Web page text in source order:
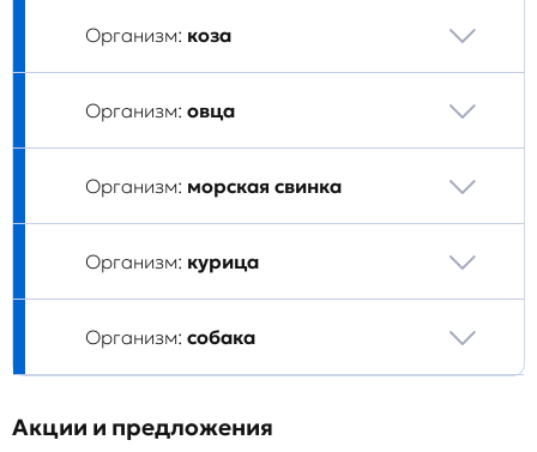
Организм: коза
Организм: овца
Организм: морская свинка
Организм: курица
Организм: собака
Акции и предложения